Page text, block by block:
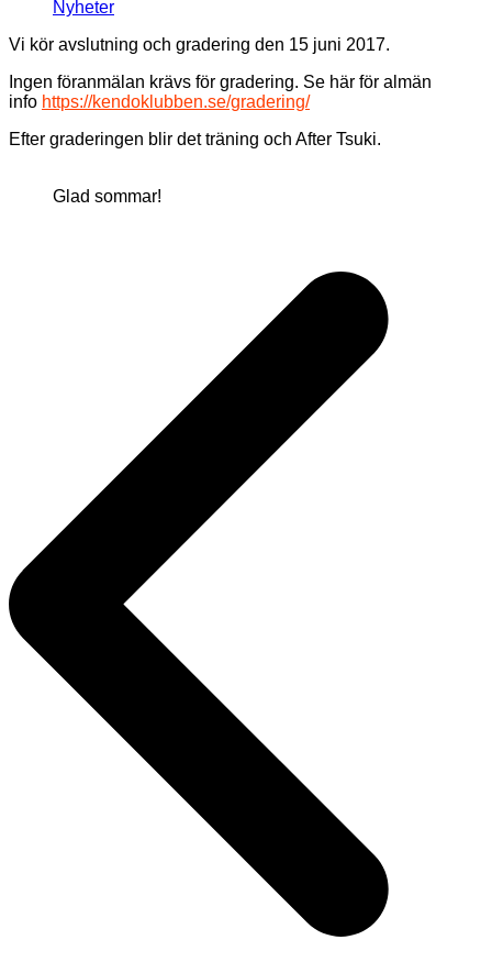
Nyheter
Vi kör avslutning och gradering den 15 juni 2017.
Ingen föranmälan krävs för gradering. Se här för almän
info https://kendoklubben.se/gradering/
Efter graderingen blir det träning och After Tsuki.
Glad sommar!